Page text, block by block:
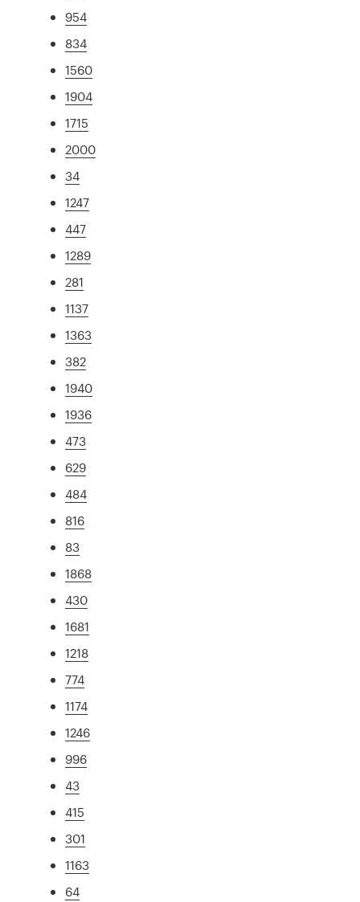
954
834
1560
1904
1715
2000
34
1247
447
1289
281
1137
1363
382
1940
1936
473
629
484
816
83
1868
430
1681
1218
774
1174
1246
996
43
415
301
1163
64